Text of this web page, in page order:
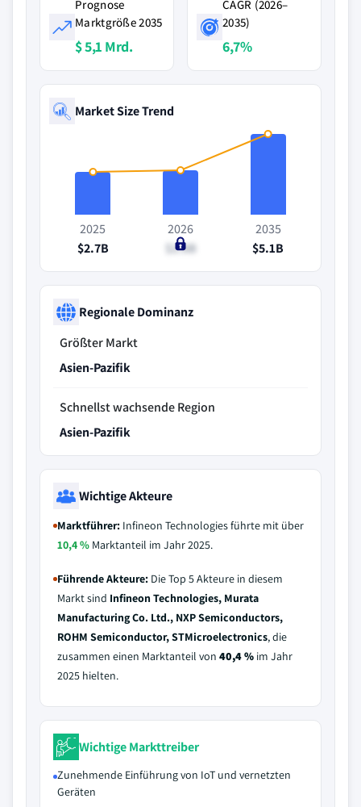
Prognose
Marktgröße 2035
$ 5,1 Mrd.
CAGR (2026–
2035)
6,7%
Market Size Trend
2025
$2.7B
2026
$2.8B
2035
$5.1B
Regionale Dominanz
Größter Markt
Asien-Pazifik
Schnellst wachsende Region
Asien-Pazifik
Wichtige Akteure
Marktführer: Infineon Technologies führte mit über
10,4 % Marktanteil im Jahr 2025.
Führende Akteure: Die Top 5 Akteure in diesem
Markt sind Infineon Technologies, Murata
Manufacturing Co. Ltd., NXP Semiconductors,
ROHM Semiconductor, STMicroelectronics, die
zusammen einen Marktanteil von 40,4 % im Jahr
2025 hielten.
Wichtige Markttreiber
Zunehmende Einführung von IoT und vernetzten
Geräten